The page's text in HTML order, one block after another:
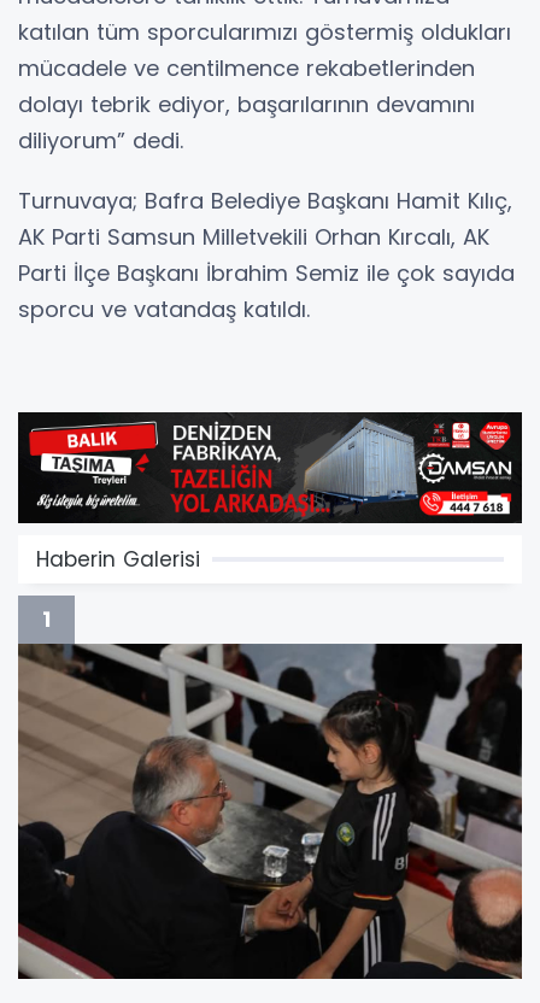
katılan tüm sporcularımızı göstermiş oldukları
mücadele ve centilmence rekabetlerinden
dolayı tebrik ediyor, başarılarının devamını
diliyorum” dedi.
Turnuvaya; Bafra Belediye Başkanı Hamit Kılıç,
AK Parti Samsun Milletvekili Orhan Kırcalı, AK
Parti İlçe Başkanı İbrahim Semiz ile çok sayıda
sporcu ve vatandaş katıldı.
Haberin Galerisi
1